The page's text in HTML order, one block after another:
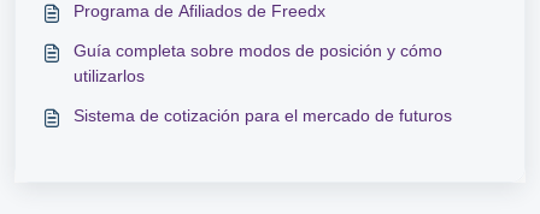
Programa de Afiliados de Freedx
Guía completa sobre modos de posición y cómo
utilizarlos
Sistema de cotización para el mercado de futuros